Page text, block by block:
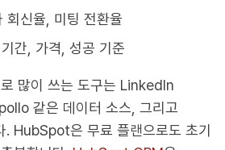
회신율, 미팅 전환율
간, 가격, 성공 기준
많이 쓰는 도구는 LinkedIn
같은 데이터 소스, 그리고
HubSpot은 무료 플랜으로도 초기